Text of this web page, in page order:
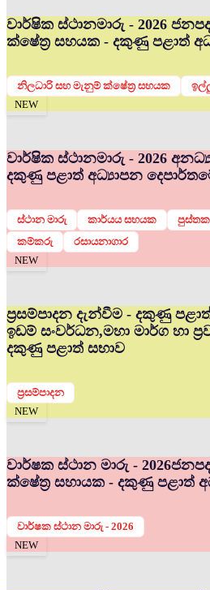
වාර්ෂික ස්ථානමාරු - 2026
ක්ෂේත්‍ර සහයක - දකුණු පළාත්
නිලධාරි සහ මැනුම් ක්ෂේත්‍ර සහයක
NEW
වාර්ෂික ස්ථානමාරු - 2026
දකුණු පළාත් අධ්‍යාපන
ස්ථාන මාරු කාර්යය සහයක
කම්කරු
රසායනාගාර
NEW
ප්‍රසම්පාදන දැන්වීම - දකුණු
ඉඩම් සංවර්ධන,මහා මාර්ග හා
දකුණු පළාත් සභාව
ප්‍රසම්පාදන
NEW
වාර්ෂක ස්ථාන මාරු - 2026
ක්ෂේත්‍ර සහායක - දකුණු පළාත්
වාර්ෂක ස්ථාන මාරු - 2026
NEW